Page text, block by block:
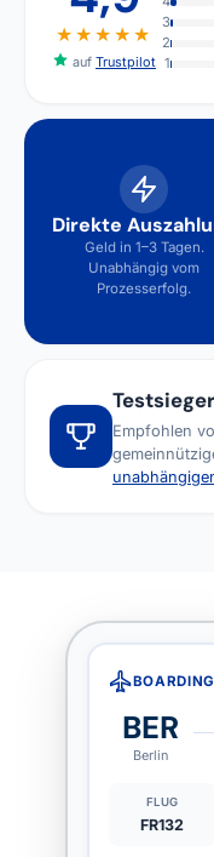
★★★★★
auf Trustpilot
3
2
1
Direkte
Geld in 1–3 Tagen.
Unabhängig vom
Prozesserfolg.
Testsieger
Empfohlen
BER
Berlin
FLUG
FR132